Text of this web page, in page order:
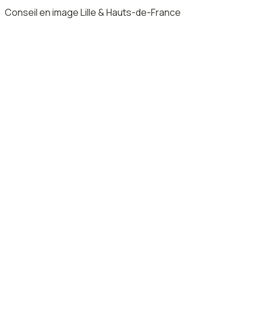
Conseil en image Lille & Hauts-de-France